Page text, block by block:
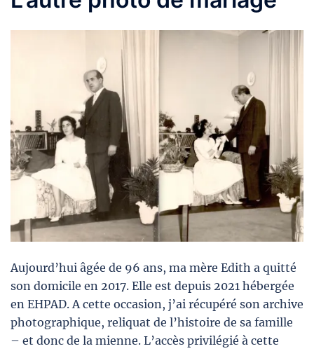
Aujourd’hui âgée de 96 ans, ma mère Edith a quitté
son domicile en 2017. Elle est depuis 2021 hébergée
en EHPAD. A cette occasion, j’ai récupéré son archive
photographique, reliquat de l’histoire de sa famille
– et donc de la mienne. L’accès privilégié à cette